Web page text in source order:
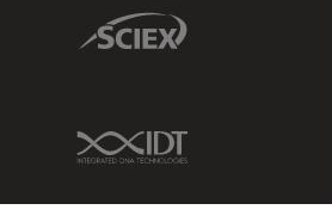
Sciex Link
IDT Link